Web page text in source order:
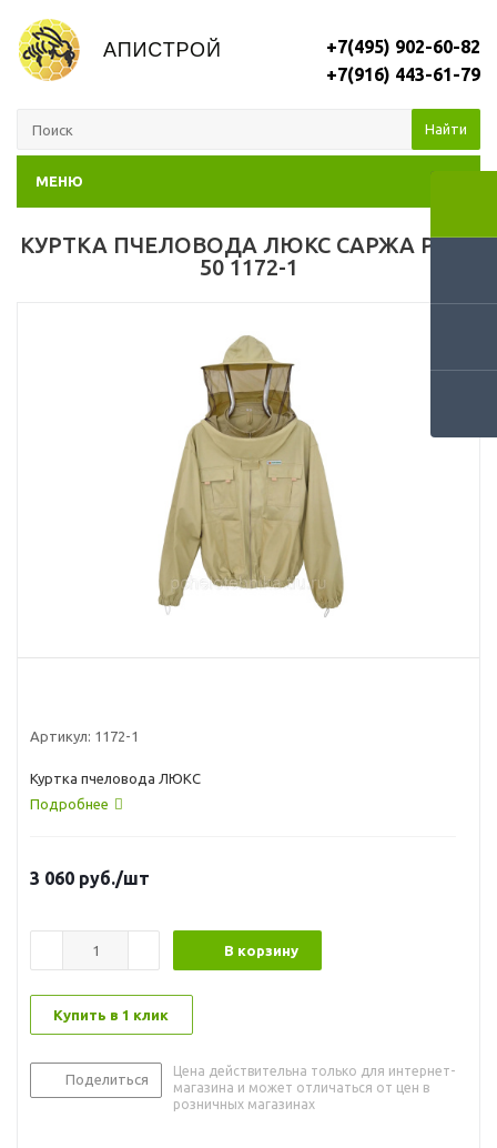
+7(495) 902-60-82
+7(916) 443-61-79
Найти
МЕНЮ
КУРТКА ПЧЕЛОВОДА ЛЮКС САРЖА Р. 48-
50 1172-1
Артикул: 1172-1
Куртка пчеловода ЛЮКС
Подробнее
3 060 руб./шт
В корзину
Купить в 1 клик
Поделиться
Цена действительна только для интернет-
магазина и может отличаться от цен в
розничных магазинах